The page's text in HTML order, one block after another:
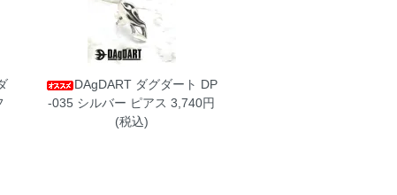
DAgDART ダグダート DP
-035 シルバー ピアス 3,740円
(税込)